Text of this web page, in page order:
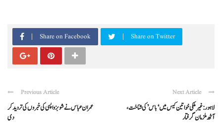
Share on Facebook Share on Twitter
Previous Article
عمران عباس نے شوبز واپسی کی خبروں کی تردید کر
دی
Next Article
لاہور: غیر ملکی خواتین کیس میں ‘باس’ کی شناخت،
آٹھ ملزمان گرفتار